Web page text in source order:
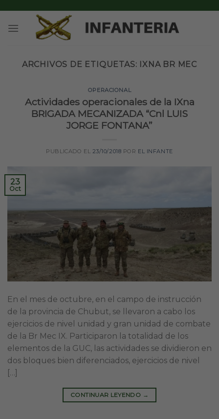
content
ARCHIVOS DE ETIQUETAS: IXNA BR MEC
OPERACIONAL
Actividades operacionales de la IXna
BRIGADA MECANIZADA “Cnl LUIS
JORGE FONTANA”
PUBLICADO EL 23/10/2018 POR EL INFANTE
23
Oct
En el mes de octubre, en el campo de instrucción
de la provincia de Chubut, se llevaron a cabo los
ejercicios de nivel unidad y gran unidad de combate
de la Br Mec IX. Participaron la totalidad de los
elementos de la GUC, las actividades se dividieron en
dos bloques bien diferenciados, ejercicios de nivel
[…]
CONTINUAR LEYENDO →